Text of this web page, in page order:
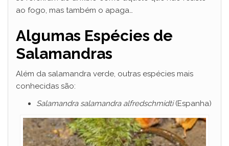
ao fogo, mas também o apaga…
Algumas Espécies de
Salamandras
Além da salamandra verde, outras espécies mais
conhecidas são:
Salamandra salamandra alfredschmidti(Espanha)